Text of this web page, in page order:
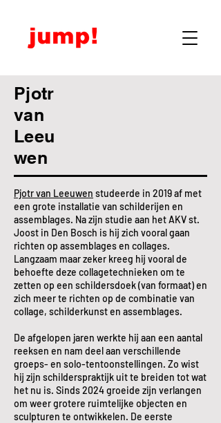
Pjotr
van
Leeu
wen
Pjotr van Leeuwen studeerde in 2019 af met
een grote installatie van schilderijen en
assemblages. Na zijn studie aan het AKV st.
Joost in Den Bosch is hij zich vooral gaan
richten op assemblages en collages.
Langzaam maar zeker kreeg hij vooral de
behoefte deze collagetechnieken om te
zetten op een schildersdoek (van formaat) en
zich meer te richten op de combinatie van
collage, schilderkunst en assemblages.
De afgelopen jaren werkte hij aan een aantal
reeksen en nam deel aan verschillende
groeps- en solo-tentoonstellingen. Zo wist
hij zijn schilderspraktijk uit te breiden tot wat
het nu is. Sinds 2024 groeide zijn verlangen
om weer grotere ruimtelijke objecten en
sculpturen te ontwikkelen. De eerste